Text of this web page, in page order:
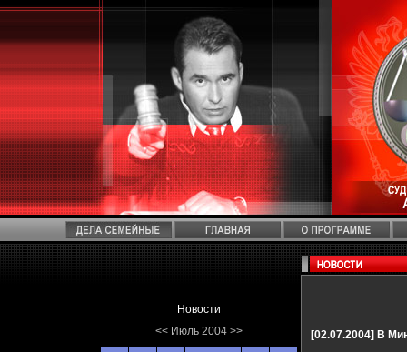
Новости
<< Июль 2004 >> [02.07.2004] В